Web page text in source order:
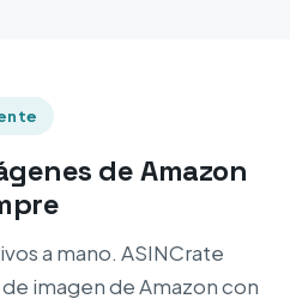
de Amazon
a mano. ASINCrate
imagen de Amazon con